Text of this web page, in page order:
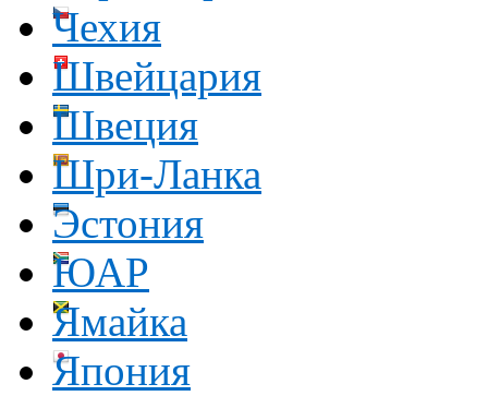
Чехия
Швейцария
Швеция
Шри-Ланка
Эстония
ЮАР
Ямайка
Япония